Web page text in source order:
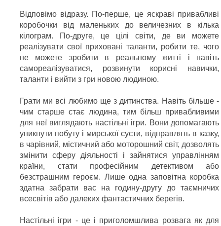
Відповімо відразу. По-перше, це яскраві привабливі
коробочки від маленьких до величезних в кілька
кілограм. По-друге, це цілі світи, де ви можете
реалізувати свої приховані таланти, робити те, чого
не можете зробити в реальному житті і навіть
самореалізуватися, розвинути корисні навички,
таланти і вийти з гри новою людиною.
Грати ми всі любимо ще з дитинства. Навіть більше -
чим старше стає людина, тим більш привабливими
для неї виглядають настільні ігри. Вони допомагають
уникнути побуту і мирської суєти, відправлять в казку,
в чарівний, містичний або моторошний світ, дозволять
змінити сферу діяльності і зайнятися управлінням
країни, стати професійним детективом або
безстрашним героєм. Лише одна заповітна коробка
здатна забрати вас на годину-другу до таємничих
всесвітів або далеких фантастичних берегів.
Настільні ігри - це і приголомшлива розвага як для